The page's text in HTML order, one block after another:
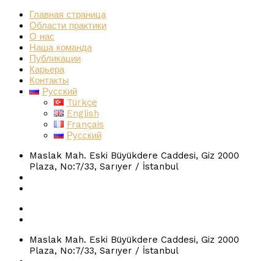
Главная страница
Области практики
О нас
Наша команда
Публикации
Карьера
Контакты
Русский
Türkçe
English
Français
Русский
Maslak Mah. Eski Büyükdere Caddesi, Giz 2000
Plaza, No:7/33, Sarıyer / İstanbul
Maslak Mah. Eski Büyükdere Caddesi, Giz 2000
Plaza, No:7/33, Sarıyer / İstanbul